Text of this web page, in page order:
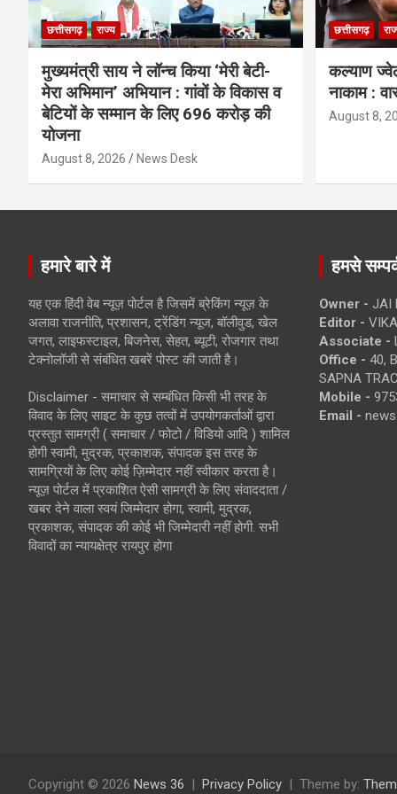
छत्तीसगढ़ राज्य
मुख्यमंत्री साय ने लॉन्च किया ‘मेरी बेटी-
मेरा अभिमान’ अभियान : गांवों के विकास व
बेटियों के सम्मान के लिए 696 करोड़ की
योजना
August 8, 2026 News Desk
छत्तीसगढ़
कल्याण
नाकाम :
August 8,
हमारे बारे में
यह एक हिंदी वेब न्यूज़ पोर्टल है जिसमें ब्रेकिंग न्यूज़ के
अलावा राजनीति, प्रशासन, ट्रेंडिंग न्यूज, बॉलीवुड, खेल
जगत, लाइफस्टाइल, बिजनेस, सेहत, ब्यूटी, रोजगार तथा
टेक्नोलॉजी से संबंधित खबरें पोस्ट की जाती है।
Disclaimer - समाचार से सम्बंधित किसी भी तरह के
विवाद के लिए साइट के कुछ तत्वों में उपयोगकर्ताओं द्वारा
प्रस्तुत सामग्री ( समाचार / फोटो / विडियो आदि ) शामिल
होगी स्वामी, मुद्रक, प्रकाशक, संपादक इस तरह के
सामग्रियों के लिए कोई ज़िम्मेदार नहीं स्वीकार करता है।
न्यूज़ पोर्टल में प्रकाशित ऐसी सामग्री के लिए संवाददाता /
खबर देने वाला स्वयं जिम्मेदार होगा, स्वामी, मुद्रक,
प्रकाशक, संपादक की कोई भी जिम्मेदारी नहीं होगी. सभी
विवादों का न्यायक्षेत्र रायपुर होगा
हमसे
Owner - JAI
Editor -
Associate -
Office - 40,
SAPNA
Mobile -
Email -
Copyright © 2026 News 36 Privacy Policy Theme by: